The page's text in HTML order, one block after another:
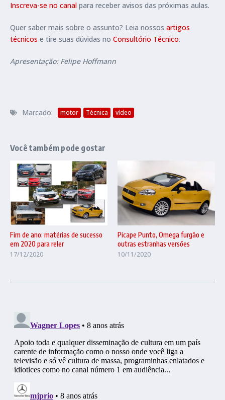
Inscreva-se no canal para receber avisos das próximas aulas.
Quer saber mais sobre o assunto? Leia nossos artigos
técnicos e tire suas dúvidas no Consultório Técnico.
Apresentação: Felipe Hoffmann
Marcado: motor Técnica vídeo
Você também pode gostar
Fim de ano: matérias de sucesso
em 2020 para reler
17/12/2020
Picape Punto, Omega furgão e
outras estranhas versões
10/11/2020